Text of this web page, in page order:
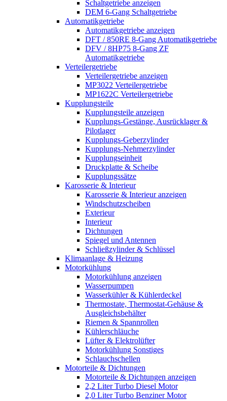
Schaltgetriebe anzeigen
DEM 6-Gang Schaltgetriebe
Automatikgetriebe
Automatikgetriebe anzeigen
DFT / 850RE 8-Gang Automatikgetriebe
DFV / 8HP75 8-Gang ZF
Automatikgetriebe
Verteilergetriebe
Verteilergetriebe anzeigen
MP3022 Verteilergetriebe
MP1622C Verteilergetriebe
Kupplungsteile
Kupplungsteile anzeigen
Kupplungs-Gestänge, Ausrücklager &
Pilotlager
Kupplungs-Geberzylinder
Kupplungs-Nehmerzylinder
Kupplungseinheit
Druckplatte & Scheibe
Kupplungssätze
Karosserie & Interieur
Karosserie & Interieur anzeigen
Windschutzscheiben
Exterieur
Interieur
Dichtungen
Spiegel und Antennen
Schließzylinder & Schlüssel
Klimaanlage & Heizung
Motorkühlung
Motorkühlung anzeigen
Wasserpumpen
Wasserkühler & Kühlerdeckel
Thermostate, Thermostat-Gehäuse &
Ausgleichsbehälter
Riemen & Spannrollen
Kühlerschläuche
Lüfter & Elektrolüfter
Motorkühlung Sonstiges
Schlauchschellen
Motorteile & Dichtungen
Motorteile & Dichtungen anzeigen
2,2 Liter Turbo Diesel Motor
2,0 Liter Turbo Benziner Motor